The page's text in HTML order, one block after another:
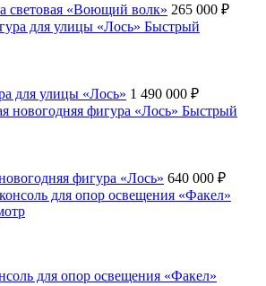
световая «Воющий волк» 265 000 ₽
Быстрый
для улицы «Лось» 1 490 000 ₽
Быстрый
фигура «Лось» 640 000 ₽
для опор освещения «Факел»